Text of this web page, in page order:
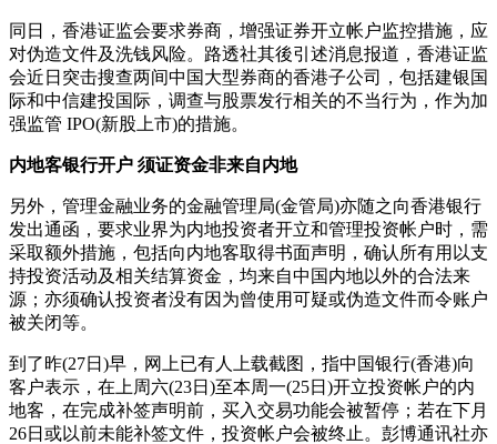
同日，香港证监会要求券商，增强证券开立帐户监控措施，应
对伪造文件及洗钱风险。路透社其後引述消息报道，香港证监
会近日突击搜查两间中国大型券商的香港子公司，包括建银国
际和中信建投国际，调查与股票发行相关的不当行为，作为加
强监管 IPO(新股上市)的措施。
内地客银行开户 须证资金非来自内地
另外，管理金融业务的金融管理局(金管局)亦随之向香港银行
发出通函，要求业界为内地投资者开立和管理投资帐户时，需
采取额外措施，包括向内地客取得书面声明，确认所有用以支
持投资活动及相关结算资金，均来自中国内地以外的合法来
源；亦须确认投资者没有因为曾使用可疑或伪造文件而令账户
被关闭等。
到了昨(27日)早，网上已有人上载截图，指中国银行(香港)向
客户表示，在上周六(23日)至本周一(25日)开立投资帐户的内
地客，在完成补签声明前，买入交易功能会被暂停；若在下月
26日或以前未能补签文件，投资帐户会被终止。彭博通讯社亦